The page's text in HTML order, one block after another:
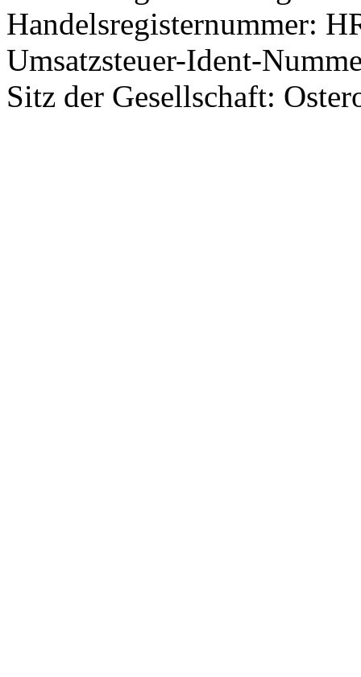
Handelsregisternummer:
Umsatzsteuer-Ident-
Sitz der Gesellschaft: